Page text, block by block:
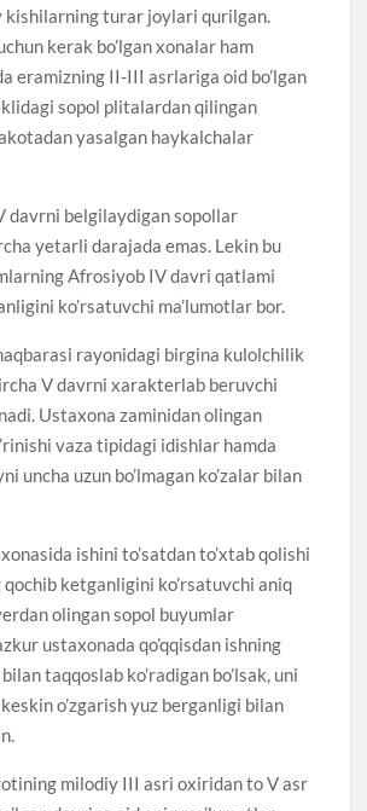
kishilarning turar joylari qurilgan.
kerak bo’lgan xonalar ham
eramizning II-III asrlariga oid bo’lgan
sopol plitalardan qilingan
yasalgan haykalchalar
davrni belgilaydigan sopollar
yetarli darajada emas. Lekin bu
Afrosiyob IV davri qatlami
ko’rsatuvchi ma’lumotlar bor.
rayonidagi birgina kulolchilik
V davrni xarakterlab beruvchi
Ustaxona zaminidan olingan
vaza tipidagi idishlar hamda
uncha uzun bo’lmagan ko’zalar bilan
ishini to’satdan to’xtab qolishi
ketganligini ko’rsatuvchi aniq
olingan sopol buyumlar
ustaxonada qo’qqisdan ishning
taqqoslab ko’radigan bo’lsak, uni
o’zgarish yuz berganligi bilan
milodiy III asri oxiridan to V asr